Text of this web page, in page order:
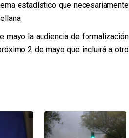
estadístico que necesariamente
mayo la audiencia de formalización
2 de mayo que incluirá a otro